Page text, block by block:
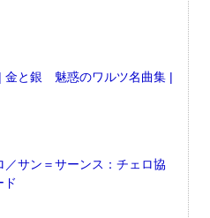
金と銀 魅惑のワルツ名曲集 |
サン＝サーンス：チェロ協
ド